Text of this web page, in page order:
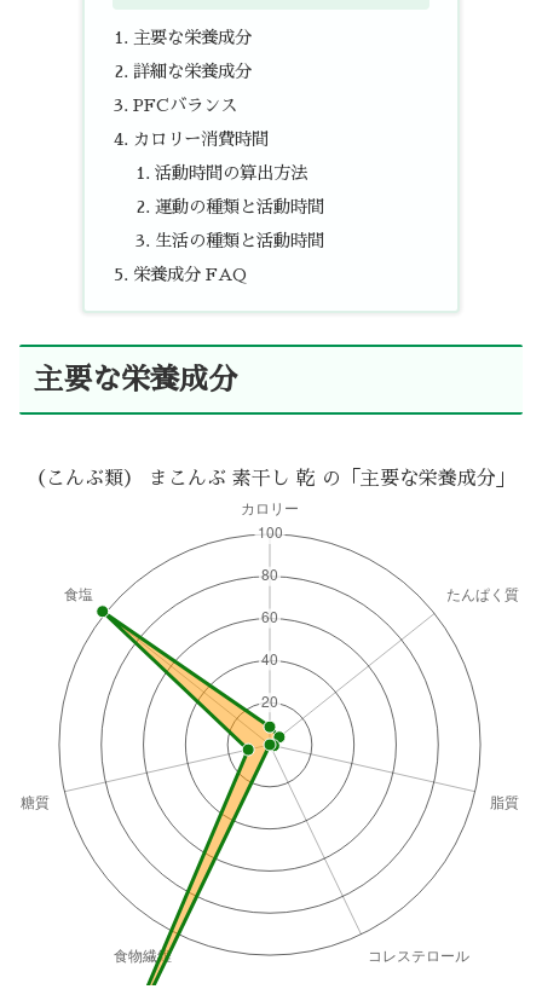
主要な栄養成分
詳細な栄養成分
PFCバランス
カロリー消費時間
活動時間の算出方法
運動の種類と活動時間
生活の種類と活動時間
栄養成分 FAQ
主要な栄養成分
（こんぶ類） まこんぶ 素干し 乾 の「主要な栄養成分」